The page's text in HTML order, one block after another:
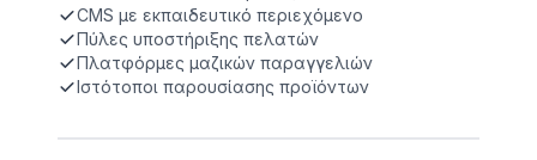
CMS με εκπαιδευτικό περιεχόμενο
Πύλες υποστήριξης πελατών
Πλατφόρμες μαζικών παραγγελιών
Ιστότοποι παρουσίασης προϊόντων